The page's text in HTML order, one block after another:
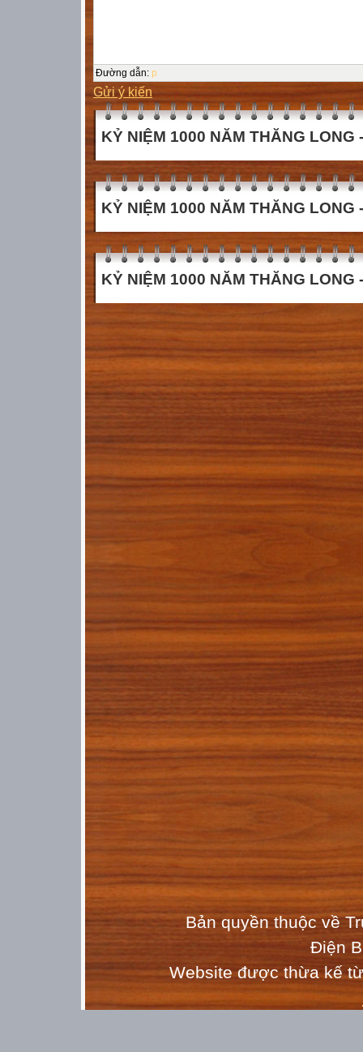
Đường dẫn: p
Gửi ý kiến
KỶ NIỆM 1000 NĂM THĂNG LONG
KỶ NIỆM 1000 NĂM THĂNG LONG
KỶ NIỆM 1000 NĂM THĂNG LONG
Bản quyền thuộc về
Điện
Website được thừa kế